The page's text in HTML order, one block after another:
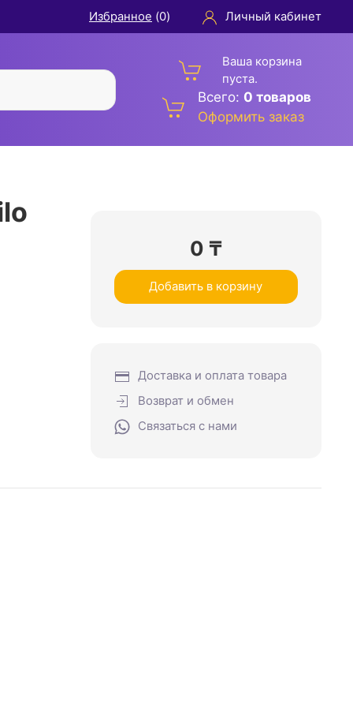
Избранное (0) Личный кабинет
Ваша корзина
пуста.
Всего: 0 товаров
Оформить заказ
0 ₸
Добавить в корзину
Доставка и оплата товара
Возврат и обмен
Связаться с нами